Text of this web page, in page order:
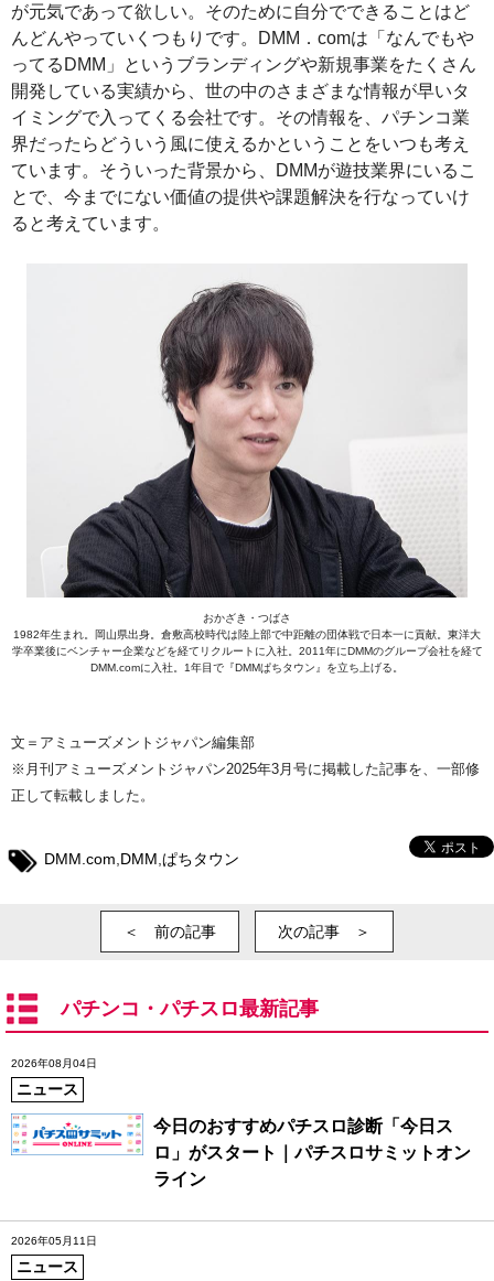
が元気であって欲しい。そのために自分でできることはど
んどんやっていくつもりです。DMM．comは「なんでもや
ってるDMM」というブランディングや新規事業をたくさん
開発している実績から、世の中のさまざまな情報が早いタ
イミングで入ってくる会社です。その情報を、パチンコ業
界だったらどういう風に使えるかということをいつも考え
ています。そういった背景から、DMMが遊技業界にいるこ
とで、今までにない価値の提供や課題解決を行なっていけ
ると考えています。
おかざき・つばさ
1982年生まれ。岡山県出身。倉敷高校時代は陸上部で中距離の団体戦で日本一に貢献。東洋大
学卒業後にベンチャー企業などを経てリクルートに入社。2011年にDMMのグループ会社を経て
DMM.comに入社。1年目で『DMMぱちタウン』を立ち上げる。
文＝アミューズメントジャパン編集部
※月刊アミューズメントジャパン2025年3月号に掲載した記事を、一部修
正して転載しました。
DMM.com,DMM,ぱちタウン
＜ 前の記事 次の記事 ＞
パチンコ・パチスロ最新記事
2026年08月04日
ニュース
今日のおすすめパチスロ診断「今日ス
ロ」がスタート｜パチスロサミットオン
ライン
2026年05月11日
ニュース